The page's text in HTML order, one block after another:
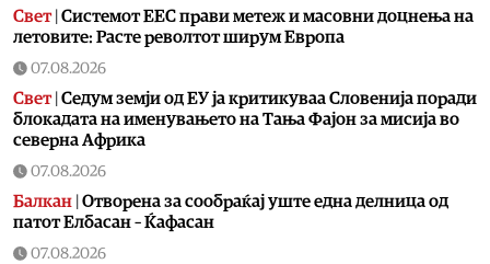
Свет| Системот ЕЕС прави метеж и масовни доцнења на
летовите: Расте револтот ширум Европа
07.08.2026
Свет| Седум земји од ЕУ ја критикуваа Словенија поради
блокадата на именувањето на Тања Фајон за мисија во
cеверна Африка
07.08.2026
Балкан Отворена за сообраќај уште една делница од
патот Елбасан – Ќафасан
07.08.2026